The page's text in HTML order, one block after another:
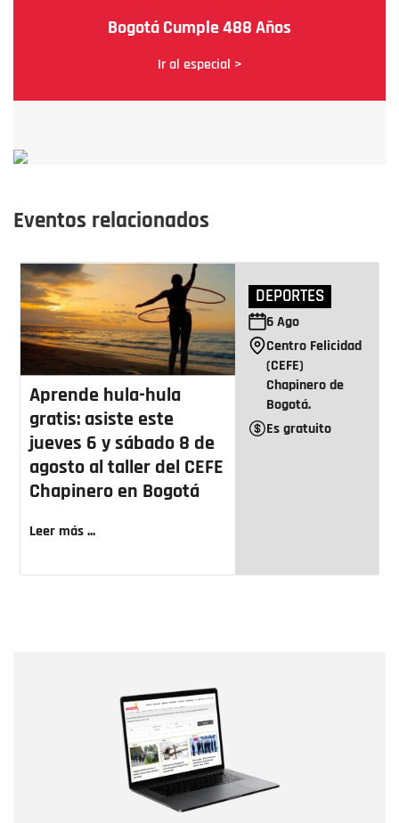
Bogotá Cumple 488 Años
Ir al especial >
Eventos relacionados
Aprende hula-hula
gratis: asiste este
jueves 6 y sábado 8 de
agosto al taller del CEFE
Chapinero en Bogotá
Leer más ...
DEPORTES
6Ago
Centro Felicidad
(CEFE)
Chapinero de
Bogotá.
Es gratuito
Correo electrónico
Tipo de comentario